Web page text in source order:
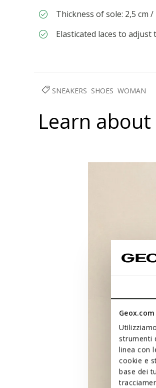
strumenti
linea con
cookie e
base dei
Thickness of sole: 2,5 cm /
Elasticated laces to adjust
SNEAKERS SHOES WOMAN
Learn